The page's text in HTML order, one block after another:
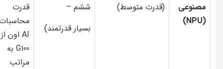
مصنوعی
(NPU)
(قدرت متوسط)
ششم –
بسیار قدرتمند)
قدرت
AI اون از
G100 به
مراتب